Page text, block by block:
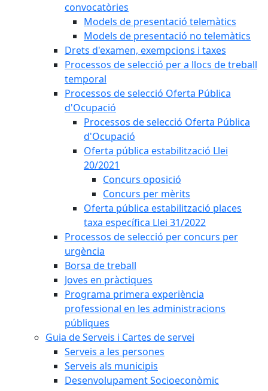
convocatòries
Models de presentació telemàtics
Models de presentació no telemàtics
Drets d'examen, exempcions i taxes
Processos de selecció per a llocs de treball
temporal
Processos de selecció Oferta Pública
d'Ocupació
Processos de selecció Oferta Pública
d'Ocupació
Oferta pública estabilització Llei
20/2021
Concurs oposició
Concurs per mèrits
Oferta pública estabilització places
taxa específica Llei 31/2022
Processos de selecció per concurs per
urgència
Borsa de treball
Joves en pràctiques
Programa primera experiència
professional en les administracions
públiques
Guia de Serveis i Cartes de servei
Serveis a les persones
Serveis als municipis
Desenvolupament Socioeconòmic